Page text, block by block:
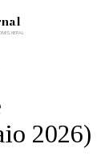
2026)